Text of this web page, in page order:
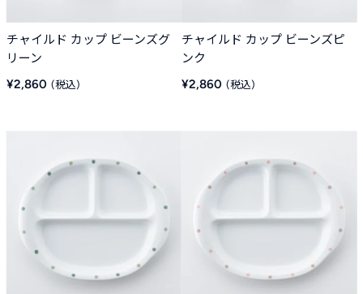
チャイルド カップ ビーンズグ
リーン
販
¥2,860
チャイルド カップ ビーンズピ
ンク
販
¥2,860